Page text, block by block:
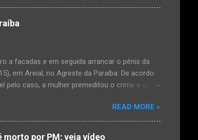
ruptura anal e vaginal. Os pais
(6), alguns sinais de mal-estar. Segundo
no estado de saúde, na segunda-feira pela
a facadas e em seguida arrancar o pênis da
em Areial, no Agreste da Paraíba. De acordo
pelo caso, a mulher premeditou o crime e ela
o crime, a suspeita também escreveu uma
carta ela pede para que o filho mais velho, fruto
com parentes da família. Ela já havia
READ MORE »
morto por PM; veja vídeo